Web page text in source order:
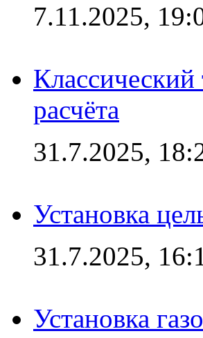
7.11.2025,
Классический
расчёта
31.7.2025,
Установка
31.7.2025,
Установка